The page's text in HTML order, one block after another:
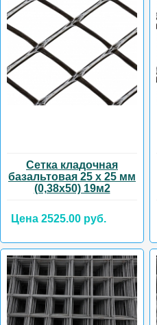
Сетка кладочная
базальтовая 25 х 25 мм
(0,38х50) 19м2
Цена 2525.00 руб.